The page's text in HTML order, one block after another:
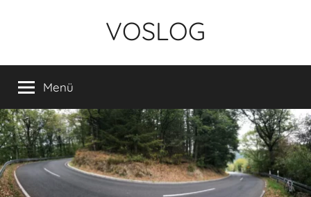
VOSLOG
Menü